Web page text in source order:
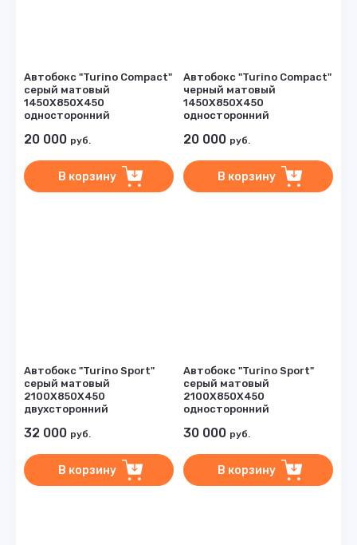
Автобокс "Turino Compact"
серый матовый
1450Х850Х450
односторонний
20 000 руб.
В корзину
Автобокс "Turino Compact"
черный матовый
1450Х850Х450
односторонний
20 000 руб.
В корзину
Автобокс "Turino Sport"
серый матовый
2100Х850Х450
двухсторонний
32 000 руб.
В корзину
Автобокс "Turino Sport"
серый матовый
2100Х850Х450
односторонний
30 000 руб.
В корзину